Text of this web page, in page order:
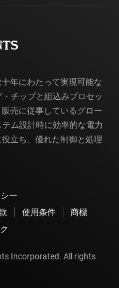
年にわたって実現可能な
チップと組込みプロセッ
売に従事しているグロー
ム設計時に効率的な電力
立ち、優れた制御と処理
ー
使用条件
商標
Incorporated. All rights